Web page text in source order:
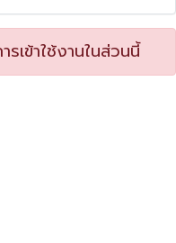
เข้าใช้งานในส่วนนี้